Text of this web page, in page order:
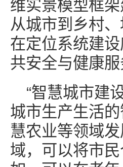
维实景模型框
从城市到乡村
在定位系统建
共安全与健康服
“智慧城市建
城市生产生活
慧农业等领域
域，可以将市